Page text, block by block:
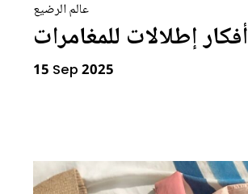
عالم الرضيع
أفكار إطلالات للمغامرات
15 Sep 2025